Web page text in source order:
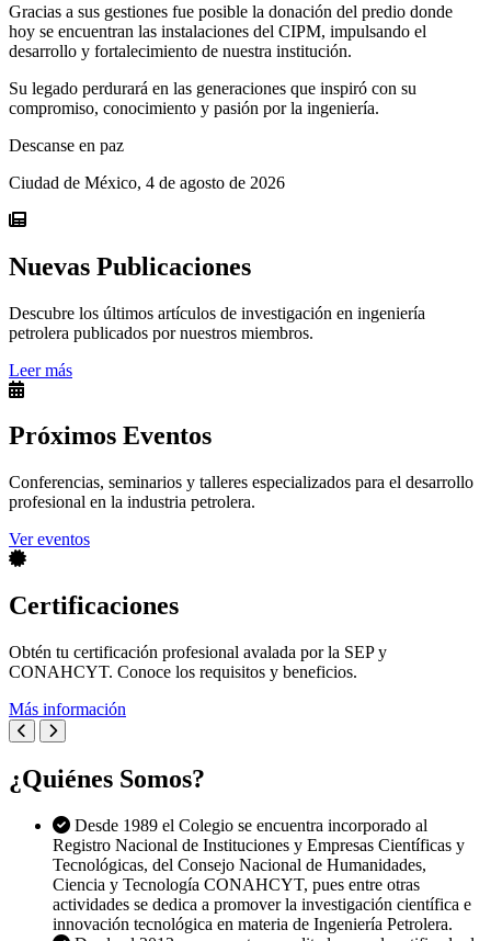
Gracias a sus gestiones fue posible la donación del predio donde
hoy se encuentran las instalaciones del CIPM, impulsando el
desarrollo y fortalecimiento de nuestra institución.
Su legado perdurará en las generaciones que inspiró con su
compromiso, conocimiento y pasión por la ingeniería.
Descanse en paz
Ciudad de México, 4 de agosto de 2026
Nuevas Publicaciones
Descubre los últimos artículos de investigación en ingeniería
petrolera publicados por nuestros miembros.
Leer más
Próximos Eventos
Conferencias, seminarios y talleres especializados para el desarrollo
profesional en la industria petrolera.
Ver eventos
Certificaciones
Obtén tu certificación profesional avalada por la SEP y
CONAHCYT. Conoce los requisitos y beneficios.
Más información
¿Quiénes Somos?
Desde 1989 el Colegio se encuentra incorporado al
Registro Nacional de Instituciones y Empresas Científicas y
Tecnológicas, del Consejo Nacional de Humanidades,
Ciencia y Tecnología CONAHCYT, pues entre otras
actividades se dedica a promover la investigación científica e
innovación tecnológica en materia de Ingeniería Petrolera.